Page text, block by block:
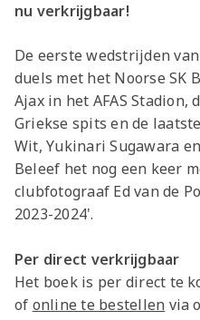
nu verkrijgbaar!
De eerste wedstrijden
duels met het Noorse SK
Ajax in het AFAS Stadion,
Griekse spits en de
Wit, Yukinari Sugawara
Beleef het nog een keer
clubfotograaf Ed van de
2023-2024'.
Per direct verkrijgbaar
Het boek is per direct te
of online te bestellen via